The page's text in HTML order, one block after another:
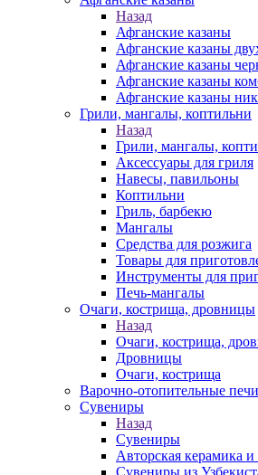
Назад
Афганские казаны
Афганские казаны
Афганские казаны
Афганские казаны
Афганские казаны
Грили, мангалы, коптильни
Назад
Грили, мангалы,
Аксессуары для гриля
Навесы, павильоны
Коптильни
Гриль, барбекю
Мангалы
Средства для розжига
Товары для
Инструменты для
Печь-мангалы
Очаги, кострища, дровницы
Назад
Очаги, кострища,
Дровницы
Очаги, кострища
Варочно-отопительные печи
Сувениры
Назад
Сувениры
Авторская керамика и
Сувениры из